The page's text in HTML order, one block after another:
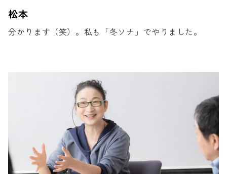
松本
分かります（笑）。 私も「冬ソナ」でやりました。